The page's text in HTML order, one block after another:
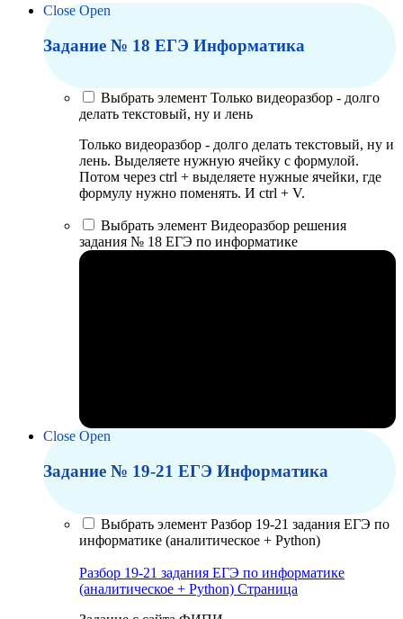
Close Open
Задание № 18 ЕГЭ Информатика
Выбрать элемент Только видеоразбор - долго
делать текстовый, ну и лень
Только видеоразбор - долго делать текстовый, ну и
лень. Выделяете нужную ячейку с формулой.
Потом через ctrl + выделяете нужные ячейки, где
формулу нужно поменять. И ctrl + V.
Выбрать элемент Видеоразбор решения
задания № 18 ЕГЭ по информатике
Close Open
Задание № 19-21 ЕГЭ Информатика
Выбрать элемент Разбор 19-21 задания ЕГЭ по
информатике (аналитическое + Python)
Разбор 19-21 задания ЕГЭ по информатике
(аналитическое + Python) Страница